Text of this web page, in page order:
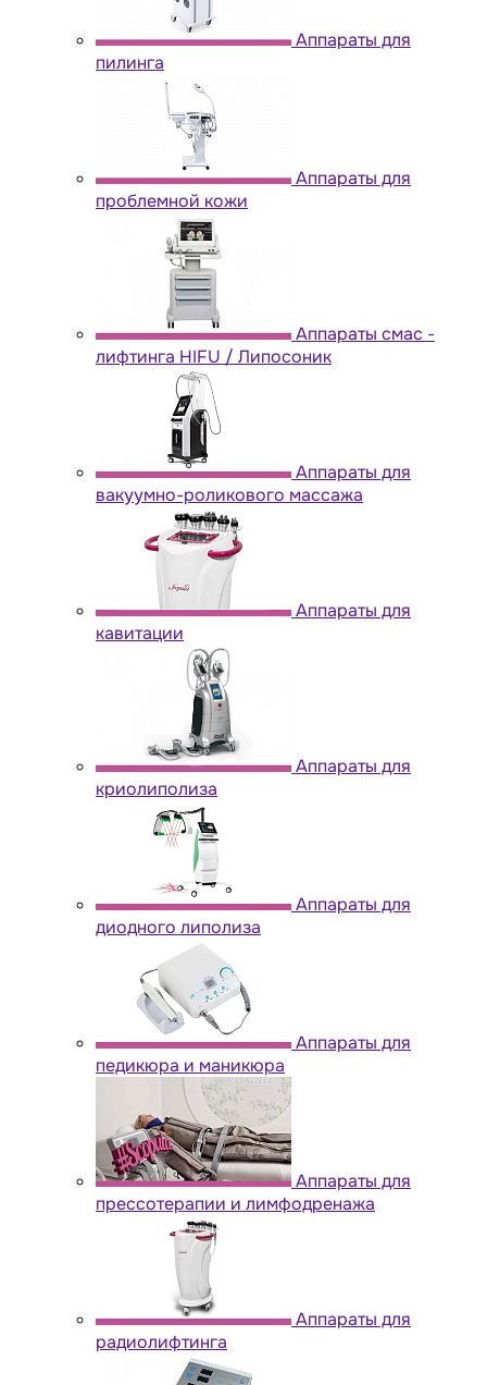
Аппараты для
пилинга
Аппараты для
проблемной кожи
Аппараты cмас -
лифтинга HIFU / Липосоник
Аппараты для
вакуумно-роликового массажа
Аппараты для
кавитации
Аппараты для
криолиполиза
Аппараты для
диодного липолиза
Аппараты для
педикюра и маникюра
Аппараты для
прессотерапии и лимфодренажа
Аппараты для
радиолифтинга